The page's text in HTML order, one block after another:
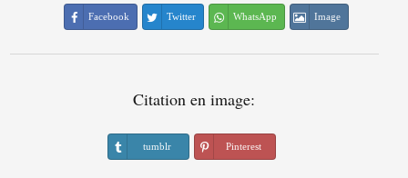
Facebook Twitter WhatsApp Image
Citation en image:
tumblr Pinterest